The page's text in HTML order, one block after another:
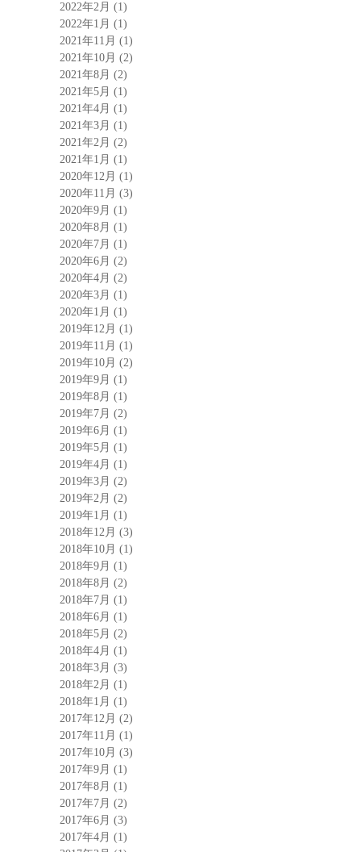
2022年2月 (1)
2022年1月 (1)
2021年11月 (1)
2021年10月 (2)
2021年8月 (2)
2021年5月 (1)
2021年4月 (1)
2021年3月 (1)
2021年2月 (2)
2021年1月 (1)
2020年12月 (1)
2020年11月 (3)
2020年9月 (1)
2020年8月 (1)
2020年7月 (1)
2020年6月 (2)
2020年4月 (2)
2020年3月 (1)
2020年1月 (1)
2019年12月 (1)
2019年11月 (1)
2019年10月 (2)
2019年9月 (1)
2019年8月 (1)
2019年7月 (2)
2019年6月 (1)
2019年5月 (1)
2019年4月 (1)
2019年3月 (2)
2019年2月 (2)
2019年1月 (1)
2018年12月 (3)
2018年10月 (1)
2018年9月 (1)
2018年8月 (2)
2018年7月 (1)
2018年6月 (1)
2018年5月 (2)
2018年4月 (1)
2018年3月 (3)
2018年2月 (1)
2018年1月 (1)
2017年12月 (2)
2017年11月 (1)
2017年10月 (3)
2017年9月 (1)
2017年8月 (1)
2017年7月 (2)
2017年6月 (3)
2017年4月 (1)